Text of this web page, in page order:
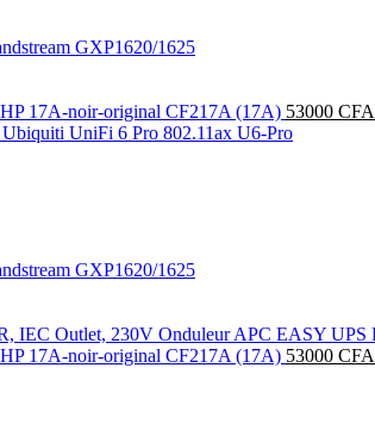
GXP1620/1625
HP 17A-noir-original CF217A (17A) 53000 CFA
Ubiquiti UniFi 6 Pro 802.11ax U6-Pro
GXP1620/1625
Onduleur APC EASY
HP 17A-noir-original CF217A (17A) 53000 CFA